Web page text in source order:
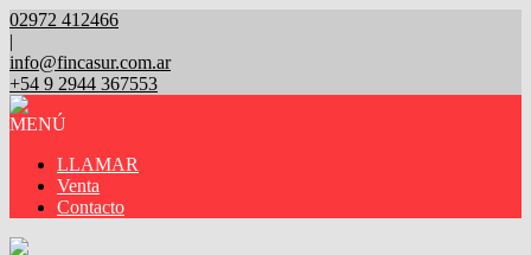
02972 412466
|
info@fincasur.com.ar
+54 9 2944 367553
MENÚ
LLAMAR
Venta
Contacto